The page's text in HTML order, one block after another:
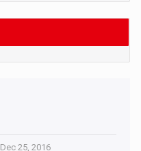
Dec 25, 2016